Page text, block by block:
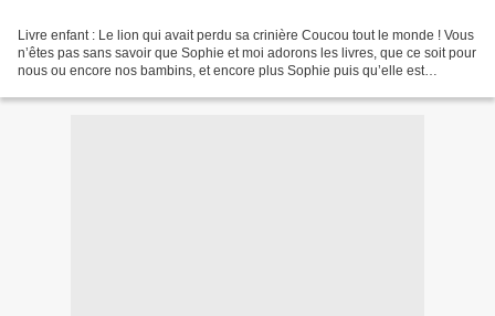
Livre enfant : Le lion qui avait perdu sa crinière Coucou tout le monde ! Vous
n’êtes pas sans savoir que Sophie et moi adorons les livres, que ce soit pour
nous ou encore nos bambins, et encore plus Sophie puis qu’elle est